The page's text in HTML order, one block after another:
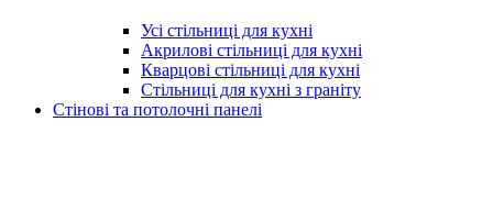
Усі стільниці для кухні
Акрилові стільниці для кухні
Кварцові стільниці для кухні
Стільниці для кухні з граніту
Стінові та потолочні панелі